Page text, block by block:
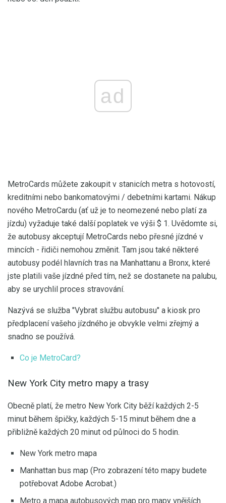
ad
MetroCards můžete zakoupit v stanicích metra s hotovostí,
kreditními nebo bankomatovými / debetními kartami. Nákup
nového MetroCardu (ať už je to neomezené nebo platí za
jízdu) vyžaduje také další poplatek ve výši $ 1. Uvědomte si,
že autobusy akceptují MetroCards nebo přesné jízdné v
mincích - řidiči nemohou změnit. Tam jsou také některé
autobusy podél hlavních tras na Manhattanu a Bronx, které
jste platili vaše jízdné před tím, než se dostanete na palubu,
aby se urychlil proces stravování.
Nazývá se služba "Vybrat službu autobusu" a kiosk pro
předplacení vašeho jízdného je obvykle velmi zřejmý a
snadno se používá.
Co je MetroCard?
New York City metro mapy a trasy
Obecně platí, že metro New York City běží každých 2-5
minut během špičky, každých 5-15 minut během dne a
přibližně každých 20 minut od půlnoci do 5 hodin.
New York metro mapa
Manhattan bus map (Pro zobrazení této mapy budete
potřebovat Adobe Acrobat.)
Metro a mapa autobusových map pro mapy vnějších